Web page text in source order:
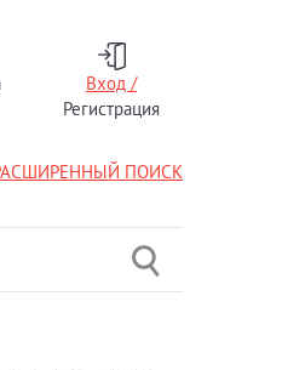
Вход /
Регистрация
ПОИСК